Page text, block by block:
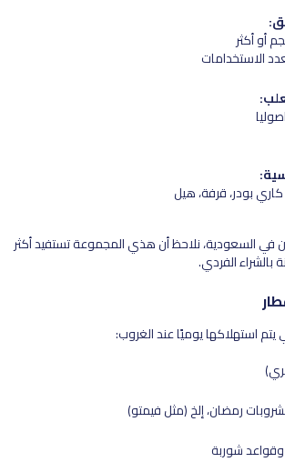
الاستخدامات
بودر، قرفة، هيل
السعودية، نلاحظ أن هذي المجموعة تستفيد أكثر
الفردي.
استهلاكها يوميًا عند الغروب:
رمضان، إلخ (مثل فيمتو)
شوربة